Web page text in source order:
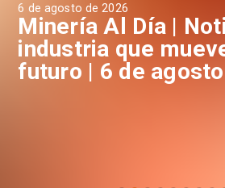
6 de agosto de 2026
Minería Al Día |
industria que
futuro | 6 de